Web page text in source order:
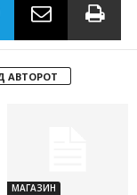
АВТОРОТ
МАГАЗИН